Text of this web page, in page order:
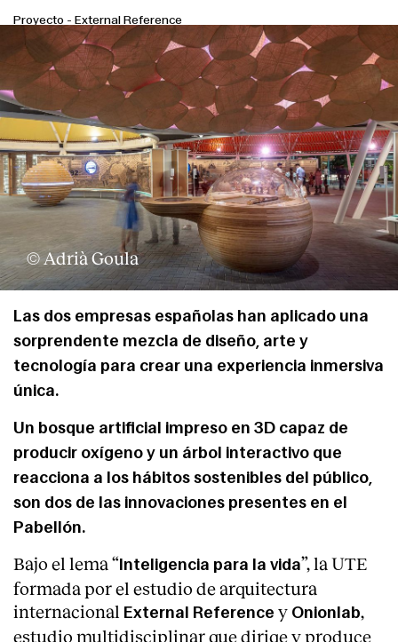
About
Proyecto - External Reference
© Adrià Goula
Las dos empresas españolas han aplicado una
sorprendente mezcla de diseño, arte y
tecnología para crear una experiencia inmersiva
única.
Un bosque artificial impreso en 3D capaz de
producir oxígeno y un árbol interactivo que
reacciona a los hábitos sostenibles del público,
son dos de las innovaciones presentes en el
Pabellón.
Bajo el lema “ Inteligencia para la vida”, la UTE
formada por el estudio de arquitectura
internacional External Reference y Onionlab,
estudio multidisciplinar que dirige y produce